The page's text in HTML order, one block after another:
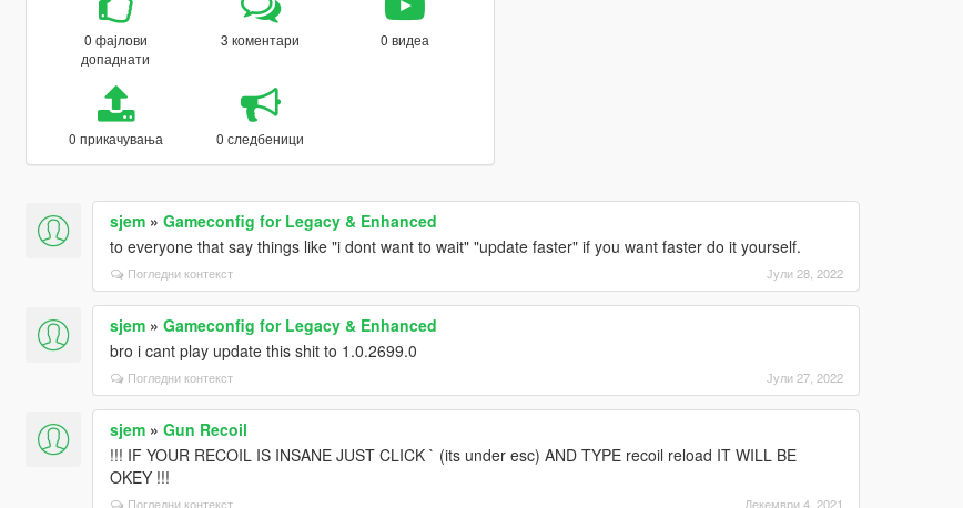
0 фајлови
допаднати
3 коментари 0 видеа
0 прикачувања 0 следбеници
sjem» Gameconfig for Legacy & Enhanced
to everyone that say things like "i dont want to wait" "update faster" if you want faster do it yourself.
Погледни контекст Јули 28, 2022
sjem» Gameconfig for Legacy & Enhanced
bro i cant play update this shit to 1.0.2699.0
Погледни контекст Јули 27, 2022
sjem» Gun Recoil
!!! IF YOUR RECOIL IS INSANE JUST CLICK ` (its under esc) AND TYPE recoil reload IT WILL BE
OKEY !!!
Погледни контекст Декември 4, 2021